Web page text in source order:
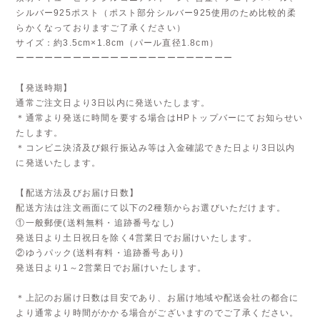
シルバー925ポスト（ポスト部分シルバー925使用のため比較的柔
らかくなっておりますご了承ください）
サイズ：約3.5cm×1.8cm（パール直径1.8cm）
ーーーーーーーーーーーーーーーーーーーーーーー
【発送時期】
通常ご注文日より3日以内に発送いたします。
＊通常より発送に時間を要する場合はHPトップバーにてお知らせい
たします。
＊コンビニ決済及び銀行振込み等は入金確認できた日より3日以内
に発送いたします。
【配送方法及びお届け日数】
配送方法は注文画面にて以下の2種類からお選びいただけます。
①一般郵便(送料無料・追跡番号なし)
発送日より土日祝日を除く4営業日でお届けいたします。
②ゆうパック(送料有料・追跡番号あり)
発送日より1～2営業日でお届けいたします。
＊上記のお届け日数は目安であり、お届け地域や配送会社の都合に
より通常より時間がかかる場合がございますのでご了承ください。